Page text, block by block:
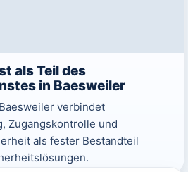
als Teil des
in Baesweiler
verbindet
Zugangskontrolle und
als fester Bestandteil